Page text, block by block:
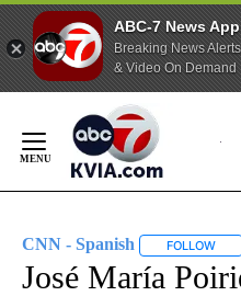
ABC-7 News App
Breaking News Alerts
& Video On Demand
Content
CNN - Spanish FOLLOW
José María